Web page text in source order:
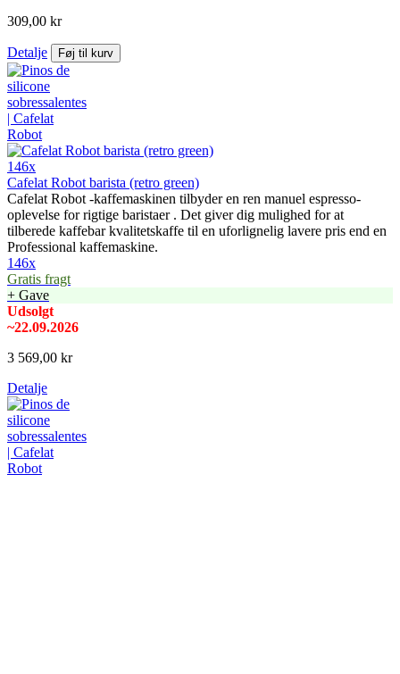
309,00 kr
Detalje Føj til kurv
146x
Cafelat Robot barista (retro green)
Cafelat Robot -kaffemaskinen tilbyder en ren manuel espresso-
oplevelse for rigtige baristaer . Det giver dig mulighed for at
tilberede kaffebar kvalitetskaffe til en uforlignelig lavere pris end en
Professional kaffemaskine.
146x
Gratis fragt
+ Gave
Udsolgt
~22.09.2026
3 569,00 kr
Detalje